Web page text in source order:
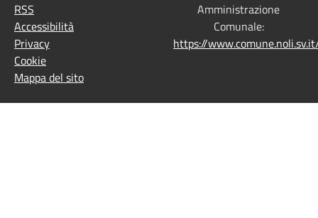
RSS
Accessibilità
Privacy
Cookie
Mappa del sito
Amministrazione
Comunale:
https://